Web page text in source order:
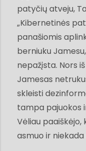
patyčių atveju,
„Kibernetinės
panašiomis
berniuku
nepažįsta. Nors
Jamesas
skleisti
tampa pajuokos
Vėliau
asmuo ir